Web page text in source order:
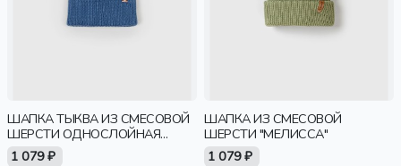
ШАПКА ТЫКВА ИЗ СМЕСОВОЙ
ШЕРСТИ ОДНОСЛОЙНАЯ
"ДЕНИМ"
1 079 ₽
ШАПКА ИЗ СМЕСОВОЙ
ШЕРСТИ "МЕЛИССА"
1 079 ₽